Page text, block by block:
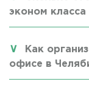
эконом класса
Как
офисе в